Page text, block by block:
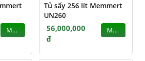
MUA
Tủ sấy 256 lít Memmert
UN260
56,000,000
đ
MUA